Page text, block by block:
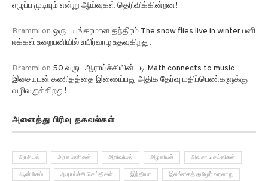
எழுப்ப முடியும் என்று ஆய்வுகள் தெரிவிக்கின்றன!
Brammi on ஒரு பயங்கரமான தந்திரம் The snow flies live in winter பனி
ஈக்கள் உறைபனியில் உயிர்வாழ உதவுகிறது.
Brammi on 50 வருட ஆராய்ச்சியின் படி Math connects to music
இசையுடன் கணிதத்தை இணைப்பது அதிக தேர்வு மதிப்பெண்களுக்கு
வழிவகுக்கிறது!
அனைத்து பிரிவு தகவல்கள்
அரசியல் அரசு பணிகள் அறிவியல் அழகியல் அவசர செய்திகள்
ஆன்மிகம் ஆராய்ச்சி செய்திகள் இந்தியா இலங்கைத் தமிழர் வரலாறு